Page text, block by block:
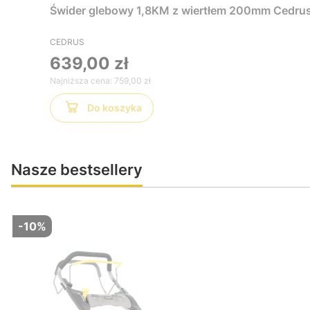
Świder glebowy 1,8KM z wiertłem 200mm
CEDRUS
639,00 zł
Najniższa cena: 759,00 zł
Do koszyka
Nasze bestsellery
-10%